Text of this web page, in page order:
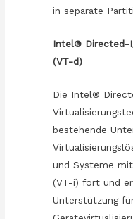
in separate
Intel® Directed-
(VT-d)
Die Intel®
bestehende
und Systeme
(VT-i) fort und
Unterstützung